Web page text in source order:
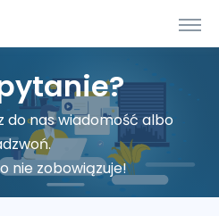
do nas wiadomość albo
nie zobowiązuje!